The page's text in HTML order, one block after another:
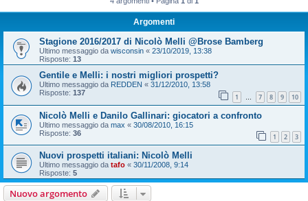
Argomenti
Stagione 2016/2017 di Nicolò Melli @Brose Bamberg
Ultimo messaggio da wisconsin « 23/10/2019, 13:38
Risposte: 13
Gentile e Melli: i nostri migliori prospetti?
Ultimo messaggio da REDDEN « 31/12/2010, 13:58
Risposte: 137 1 … 7 8 9 10
Nicolò Melli e Danilo Gallinari: giocatori a confronto
Ultimo messaggio da max « 30/08/2010, 16:15
Risposte: 36 1 2 3
Nuovi prospetti italiani: Nicolò Melli
Ultimo messaggio da tafo « 30/11/2008, 9:14
Risposte: 5
Nuovo argomento